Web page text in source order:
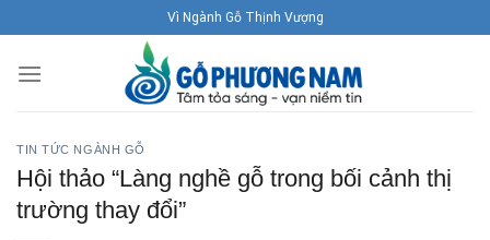
to
content
Vì Ngành Gỗ Thịnh Vượng
TIN TỨC NGÀNH GỖ
Hội thảo “Làng nghề gỗ trong bối cảnh thị
trường thay đổi”